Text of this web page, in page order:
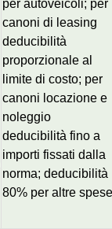
per autoveicoli; per
canoni di leasing
deducibilità
proporzionale al
limite di costo; per
canoni locazione e
noleggio
deducibilità fino a
importi fissati dalla
norma; deducibilità
80% per altre